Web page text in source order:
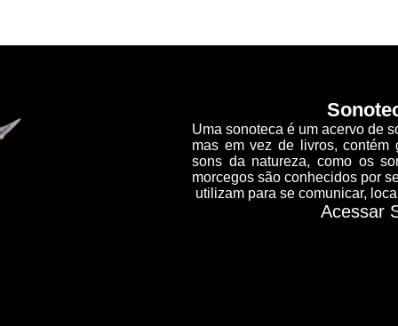
Uma sonoteca é um acervo de
mas em vez de livros, contém
sons da natureza, como os
morcegos são conhecidos por
utilizam para se comunicar,
Acessar